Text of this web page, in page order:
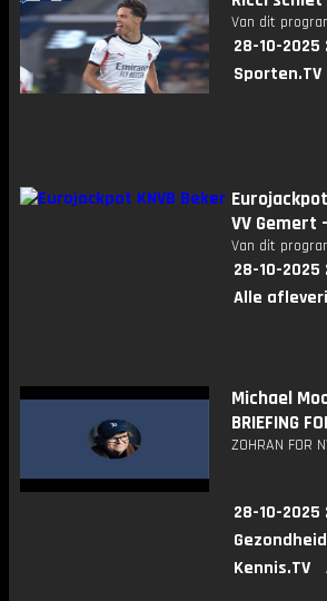
Van dit
28-10-2025
Sporten.TV
VV
Van dit
28-10-2025
Alle
Michael
BRIEFING
ZOHRAN FOR
28-10-2025
Kennis.TV